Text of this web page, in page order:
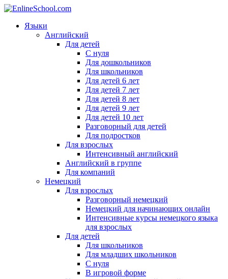
Языки
Английский
Для детей
С нуля
Для дошкольников
Для школьников
Для детей 6 лет
Для детей 7 лет
Для детей 8 лет
Для детей 9 лет
Для детей 10 лет
Разговорный для детей
Для подростков
Для взрослых
Интенсивный английский
Английский в группе
Для компаний
Немецкий
Для взрослых
Разговорный немецкий
Немецкий для начинающих онлайн
Интенсивные курсы немецкого языка
для взрослых
Для детей
Для школьников
Для младших школьников
С нуля
В игровой форме